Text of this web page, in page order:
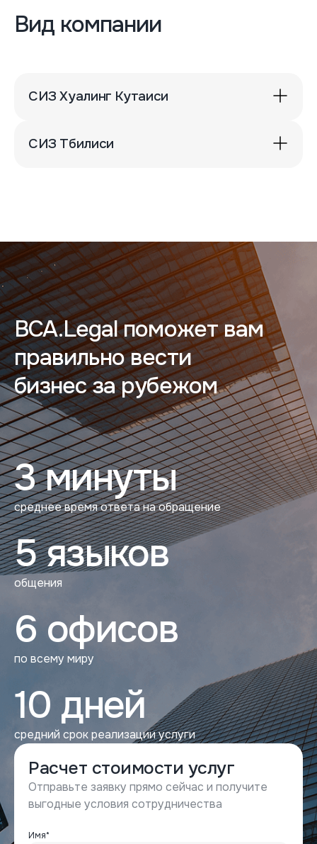
Вид компании
СИЗ Хуалинг Кутаиси
СИЗ Тбилиси
BCA.Legal поможет вам
правильно вести
бизнес за рубежом
3 минуты
среднее время ответа на обращение
5 языков
общения
6 офисов
по всему миру
10 дней
средний срок реализации услуги
Расчет стоимости услуг
Отправьте заявку прямо сейчас и получите
выгодные условия сотрудничества
Имя*